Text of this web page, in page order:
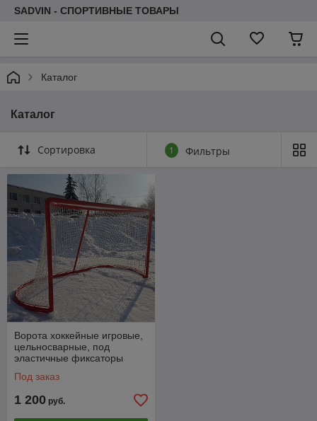
SADVIN - СПОРТИВНЫЕ ТОВАРЫ
Каталог
Каталог
Сортировка 1 Фильтры
Ворота хоккейные игровые,
цельносварные, под
эластичные фиксаторы
Под заказ
1 200 руб.